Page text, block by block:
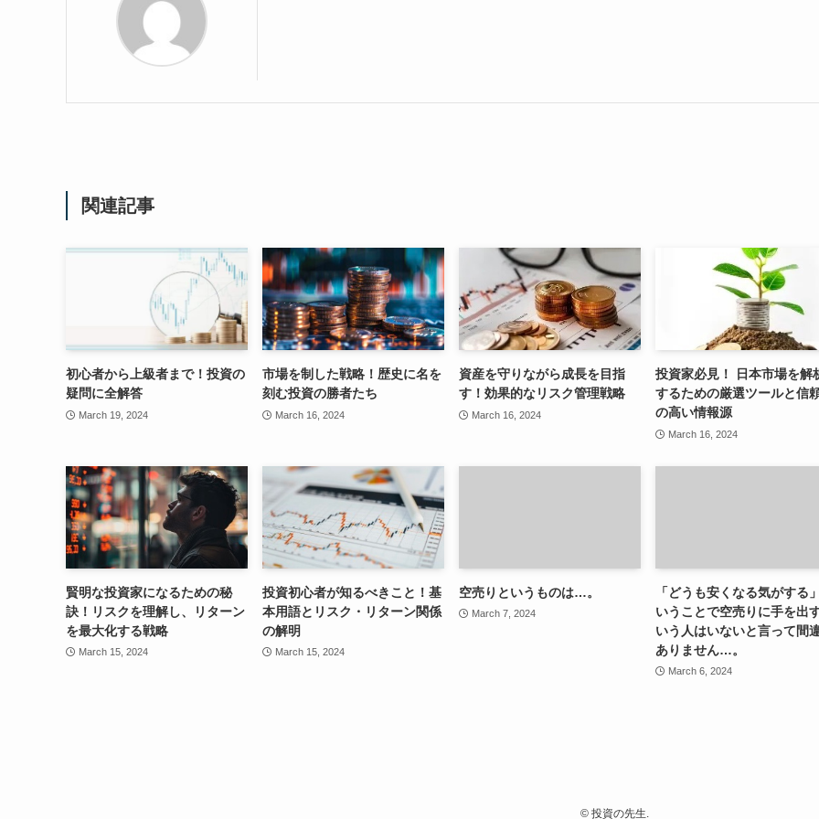
関連記事
初心者から上級者まで！投資の
疑問に全解答
March 19, 2024
市場を制した戦略！歴史に名を
刻む投資の勝者たち
March 16, 2024
資産を守りながら成長を目指
す！効果的なリスク管理戦略
March 16, 2024
投資家必見！ 日本市場を解
するための厳選ツールと信
の高い情報源
March 16, 2024
賢明な投資家になるための秘
訣！リスクを理解し、リターン
を最大化する戦略
March 15, 2024
投資初心者が知るべきこと！基
本用語とリスク・リターン関係
の解明
March 15, 2024
空売りというものは…。
March 7, 2024
「どうも安くなる気がする
いうことで空売りに手を出
いう人はいないと言って間
ありません…。
March 6, 2024
©投資の先生.